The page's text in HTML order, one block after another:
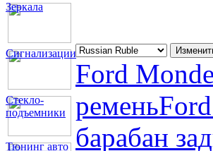
Зеркала
Сигнализации
Стекло-
подъемники
Тюнинг авто
Ford
ремень
барабан